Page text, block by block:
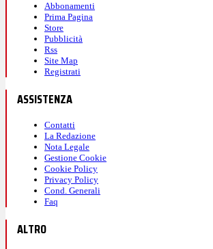
Abbonamenti
Prima Pagina
Store
Pubblicità
Rss
Site Map
Registrati
ASSISTENZA
Contatti
La Redazione
Nota Legale
Gestione Cookie
Cookie Policy
Privacy Policy
Cond. Generali
Faq
ALTRO